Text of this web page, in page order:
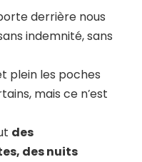
derrière nous
indemnité, sans
plein les poches
mais ce n’est
des
des nuits